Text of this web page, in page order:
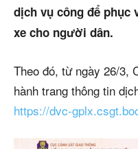
dịch vụ công để phục
xe cho người dân.
Theo đó, từ ngày 26/3,
hành trang thông tin
https://dvc-